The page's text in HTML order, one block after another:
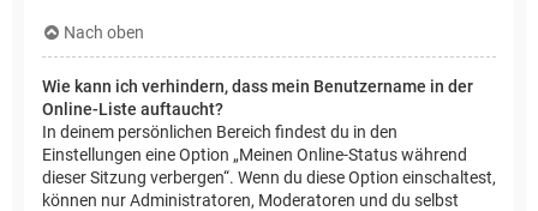
Nach oben
Wie kann ich verhindern, dass mein Benutzername in der
Online-Liste auftaucht?
In deinem persönlichen Bereich findest du in den
Einstellungen eine Option „Meinen Online-Status während
dieser Sitzung verbergen“. Wenn du diese Option einschaltest,
können nur Administratoren, Moderatoren und du selbst